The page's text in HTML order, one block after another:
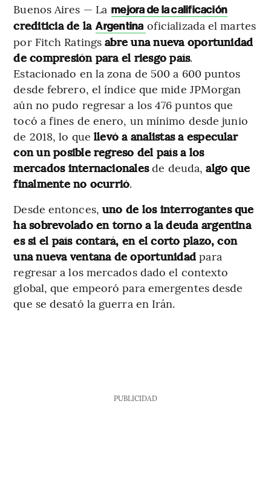
Buenos Aires — La mejora de la calificación
crediticia de la Argentina oficializada el martes
por Fitch Ratingsabre una nueva oportunidad
de compresión para el riesgo país.
Estacionado en la zona de 500 a 600 puntos
desde febrero, el índice que mide JPMorgan
aún no pudo regresar a los 476 puntos que
tocó a fines de enero, un mínimo desde junio
de 2018, lo que llevó a analistas a especular
con un posible regreso del país a los
mercados internacionalesde deuda,algo que
finalmente no ocurrió.
Desde entonces, uno de los interrogantes que
ha sobrevolado en torno a la deuda argentina
es si el país contará, en el corto plazo, con
una nueva ventana de oportunidadpara
regresar a los mercados dado el contexto
global, que empeoró para emergentes desde
que se desató la guerra en Irán.
PUBLICIDAD